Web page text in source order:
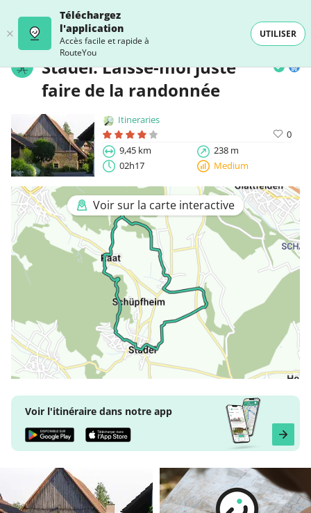
Téléchargez
l'application
Accès facile et rapide à
RouteYou
UTILISER
Stadel: Laisse-moi juste
faire de la randonnée
Itineraries
0
9,45 km
238 m
02h17
Medium
Voir sur la carte interactive
Voir l'itinéraire dans notre app